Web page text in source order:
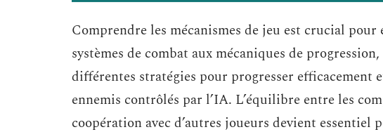
Comprendre les mécanismes de jeu est crucial pour
systèmes de combat aux mécaniques de
différentes stratégies pour progresser efficacement
ennemis contrôlés par l’IA. L’équilibre entre les
coopération avec d’autres joueurs devient essentiel